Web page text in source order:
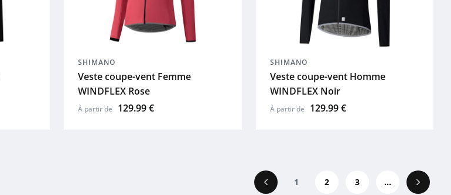
SHIMANO
Veste coupe-vent Femme
WINDFLEX Rose
À partir de 129.99 €
SHIMANO
Veste coupe-vent Homme
WINDFLEX Noir
À partir de 129.99 €
Précédent
1 2 3 ...
Suivant